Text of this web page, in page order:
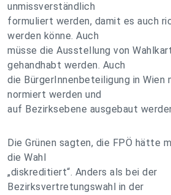
unmissverständlich
formuliert werden, damit es auch
werden könne. Auch
müsse die Ausstellung von
gehandhabt werden. Auch
die BürgerInnenbeteiligung in Wien
normiert werden und
auf Bezirksebene ausgebaut
Die Grünen sagten, die FPÖ hätte
die Wahl
„diskreditiert“. Anders als bei der
Bezirksvertretungswahl in der